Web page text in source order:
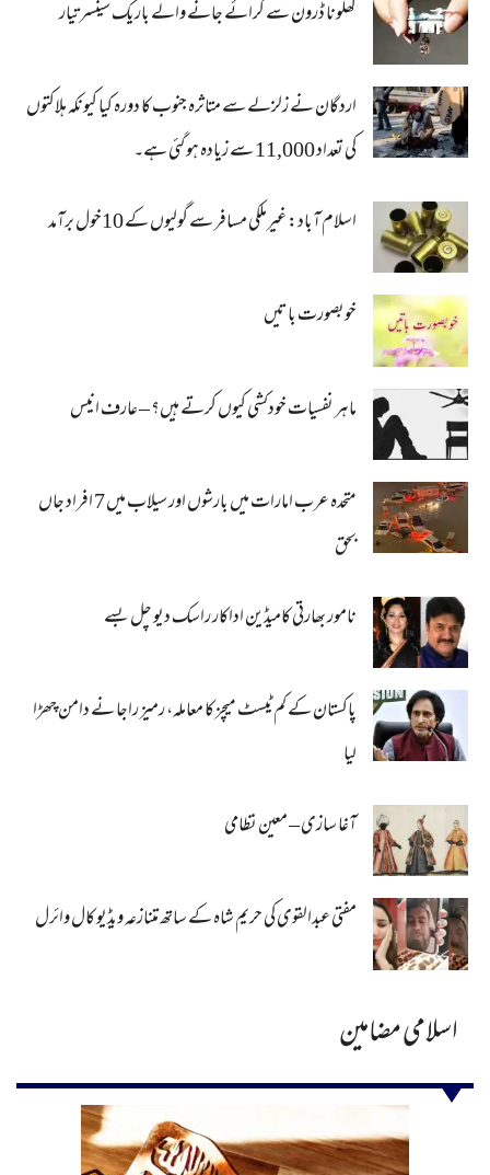
کھلونا ڈرون سے گرائے جانے والے باریک سینسر تیار
اردگان نے زلزلے سے متاثرہ جنوب کا دورہ کیا کیونکہ ہلاکتوں
کی تعداد 11,000 سے زیادہ ہو گئی ہے۔
اسلام آباد: غیرملکی مسافر سے گولیوں کے 10خول برآمد
خوبصورت باتیں
ماہر نفسیات خودکشی کیوں کرتے ہیں؟ – عارف انیس
متحدہ عرب امارات میں بارشوں اور سیلاب میں 7 افراد جاں
بحق
نامور بھارتی کامیڈین اداکار راسک دیو چل بسے
پاکستان کے کم ٹیسٹ میچز کا معاملہ، رمیز راجا نے دامن چھڑا
لیا
آغا سازی – معین نظامی
مفتی عبدالقوی کی حریم شاہ کے ساتھ متنازعہ ویڈیو کال وائرل
اسلامی مضامین